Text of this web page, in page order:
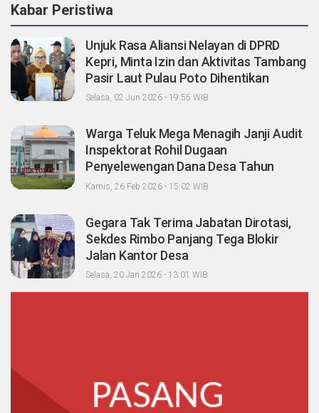
Kabar Peristiwa
Unjuk Rasa Aliansi Nelayan di DPRD
Kepri, Minta Izin dan Aktivitas Tambang
Pasir Laut Pulau Poto Dihentikan
Selasa, 02 Jun 2026 - 19:55 WIB
Warga Teluk Mega Menagih Janji Audit
Inspektorat Rohil Dugaan
Penyelewengan Dana Desa Tahun
2023-2024
Kamis, 26 Feb 2026 - 15:02 WIB
Gegara Tak Terima Jabatan Dirotasi,
Sekdes Rimbo Panjang Tega Blokir
Jalan Kantor Desa
Selasa, 20 Jan 2026 - 13:01 WIB